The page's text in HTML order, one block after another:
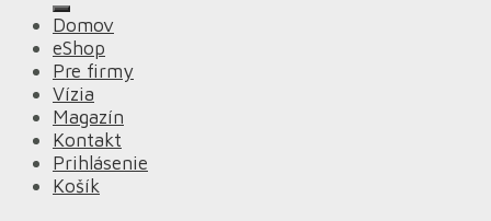
Domov
eShop
Pre firmy
Vízia
Magazín
Kontakt
Prihlásenie
Košík